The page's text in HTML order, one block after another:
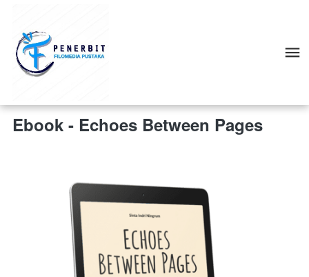
Ebook - Echoes Between Pages